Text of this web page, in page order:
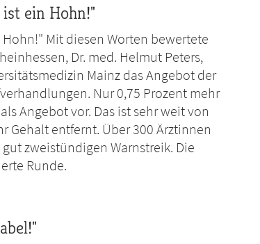
ein Hohn!"
Mit diesen Worten bewertete
Dr. med. Helmut Peters,
Mainz das Angebot der
Nur 0,75 Prozent mehr
Angebot vor. Das ist sehr weit von
Gehalt entfernt. Über 300 Ärztinnen
zweistündigen Warnstreik. Die
Runde.